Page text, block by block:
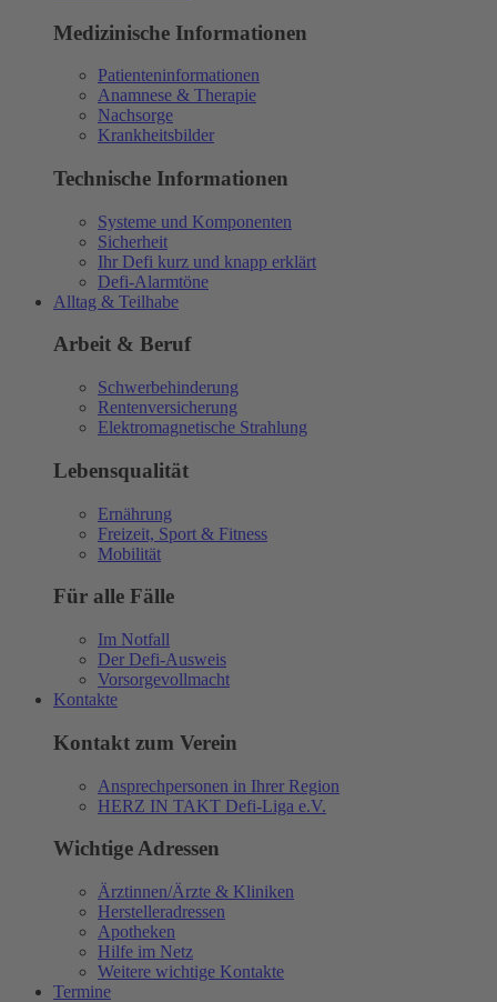
Medizinische Informationen
Patienteninformationen
Anamnese & Therapie
Nachsorge
Krankheitsbilder
Technische Informationen
Systeme und Komponenten
Sicherheit
Ihr Defi kurz und knapp erklärt
Defi-Alarmtöne
Alltag & Teilhabe
Arbeit & Beruf
Schwerbehinderung
Rentenversicherung
Elektromagnetische Strahlung
Lebensqualität
Ernährung
Freizeit, Sport & Fitness
Mobilität
Für alle Fälle
Im Notfall
Der Defi-Ausweis
Vorsorgevollmacht
Kontakte
Kontakt zum Verein
Ansprechpersonen in Ihrer Region
HERZ IN TAKT Defi-Liga e.V.
Wichtige Adressen
Ärztinnen/Ärzte & Kliniken
Herstelleradressen
Apotheken
Hilfe im Netz
Weitere wichtige Kontakte
Termine